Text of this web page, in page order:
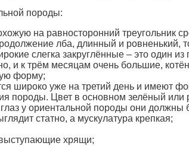
породы:
на равносторонний треугольник
лба, длинный и ровненький,
слегка закруглённые – это один из
и к трём месяцам очень большие,
форму;
широко уже на третий день и имеют
породы. Цвет в основном зелёный
у ориентальной породы они должны
статно, а мускулатура крепкая;
выступающие хрящи;